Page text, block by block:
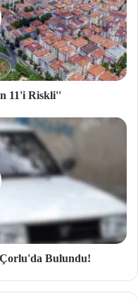
11'i Riskli''
Bulundu!